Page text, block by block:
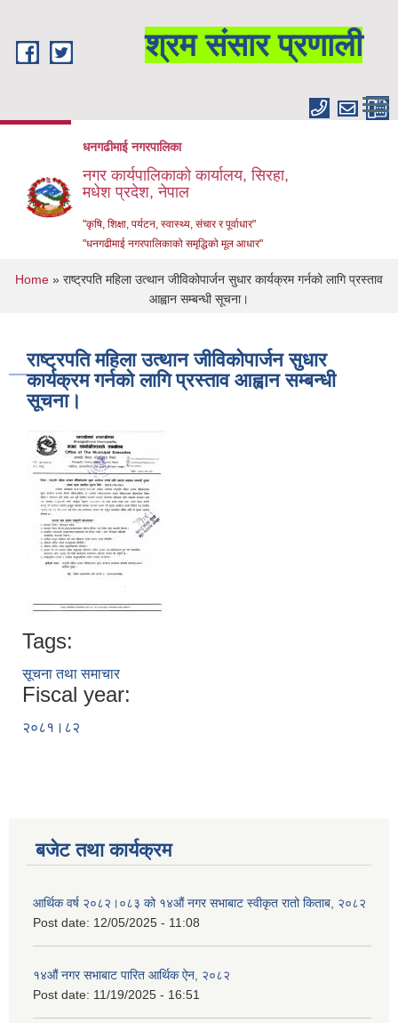
श्रम संसार प्रणाली
धनगढीमाई नगरपालिका
नगर कार्यपालिकाको कार्यालय, सिरहा,
मधेश प्रदेश, नेपाल
"कृषि, शिक्षा, पर्यटन, स्वास्थ्य, संचार र पूर्वाधार"
"धनगढीमाई नगरपालिकाको समृद्धिको मूल आधार"
You are here
Home » राष्ट्रपति महिला उत्थान जीविकोपार्जन सुधार कार्यक्रम गर्नको लागि प्रस्ताव
आह्वान सम्बन्धी सूचना।
राष्ट्रपति महिला उत्थान जीविकोपार्जन सुधार
कार्यक्रम गर्नको लागि प्रस्ताव आह्वान सम्बन्धी
सूचना।
Tags:
सूचना तथा समाचार
Fiscal year:
२०८१।८२
बजेट तथा कार्यक्रम
आर्थिक वर्ष २०८२।०८३ को १४औं नगर सभाबाट स्वीकृत रातो किताब, २०८२
Post date: 12/05/2025 - 11:08
१४औं नगर सभाबाट पारित आर्थिक ऐन, २०८२
Post date: 11/19/2025 - 16:51